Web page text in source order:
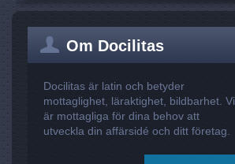
Om Docilitas
Docilitas är latin och betyder
mottaglighet, läraktighet, bildbarhet. Vi
är mottagliga för dina behov att
utveckla din affärsidé och ditt företag.